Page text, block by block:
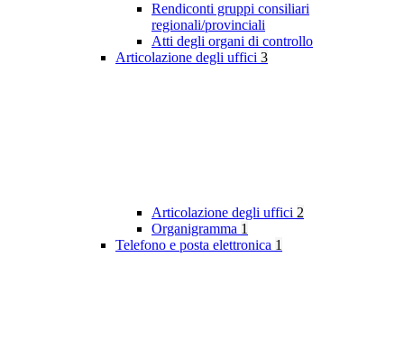
Rendiconti gruppi consiliari
regionali/provinciali
Atti degli organi di controllo
Articolazione degli uffici 3
Articolazione degli uffici 2
Organigramma 1
Telefono e posta elettronica 1